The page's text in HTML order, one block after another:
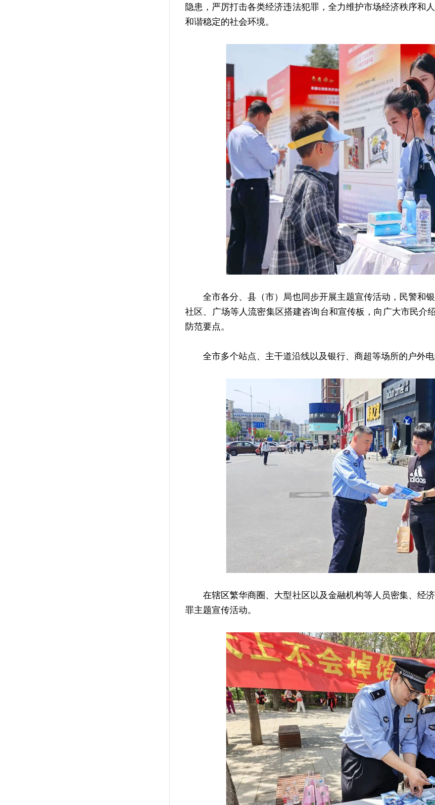
隐患，严厉打击各类经济违法犯罪，全力维护市场经济秩序和
和谐稳定的社会环境。
全市各分、县（市）局也同步开展主题宣传活动，民警和银
社区、广场等人流密集区搭建咨询台和宣传板，向广大市民介
防范要点。
全市多个站点、主干道沿线以及银行、商超等场所的户外电
在辖区繁华商圈、大型社区以及金融机构等人员密集、经
罪主题宣传活动。